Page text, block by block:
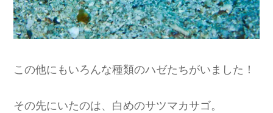
この他にもいろんな種類のハゼたちがいました！
その先にいたのは、白めのサツマカサゴ。